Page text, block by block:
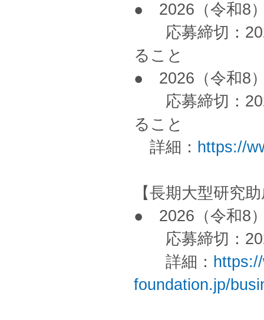
● 2026（令和8
応募締切：
ること
● 2026（令和8
応募締切：
ること
詳細： https://
【長期大型研究
● 2026（令和8
応募締切：
詳細：
foundation.jp/